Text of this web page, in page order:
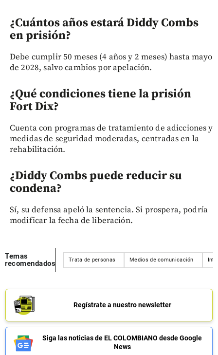
¿Cuántos años estará Diddy Combs
en prisión?
Debe cumplir 50 meses (4 años y 2 meses) hasta mayo
de 2028, salvo cambios por apelación.
¿Qué condiciones tiene la prisión
Fort Dix?
Cuenta con programas de tratamiento de adicciones y
medidas de seguridad moderadas, centradas en la
rehabilitación.
¿Diddy Combs puede reducir su
condena?
Sí, su defensa apeló la sentencia. Si prospera, podría
modificar la fecha de liberación.
Temas
recomendados
Trata de personas Medios de comunicación
Regístrate a nuestro newsletter
Siga las noticias de EL COLOMBIANO desde Google
News